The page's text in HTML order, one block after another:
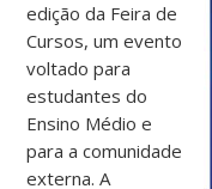
edição da Feira de
Cursos, um evento
voltado para
estudantes do
Ensino Médio e
para a comunidade
externa. A